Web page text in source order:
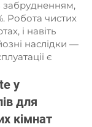
Робота чистих
і навіть
наслідки —
є
у
для
кімнат